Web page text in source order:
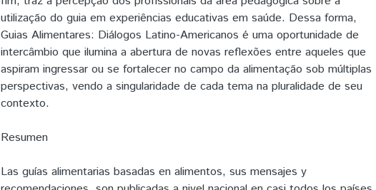
utilização do guia em experiências educativas em saúde. Dessa forma,
Guias Alimentares: Diálogos Latino-Americanos é uma oportunidade de
intercâmbio que ilumina a abertura de novas reflexões entre aqueles que
aspiram ingressar ou se fortalecer no campo da alimentação sob múltiplas
perspectivas, vendo a singularidade de cada tema na pluralidade de seu
contexto.
Resumen
Las guías alimentarias basadas en alimentos, sus mensajes y